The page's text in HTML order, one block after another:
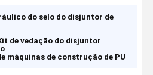
do selo do disjuntor de
de vedação do disjuntor
máquinas de construção de PU